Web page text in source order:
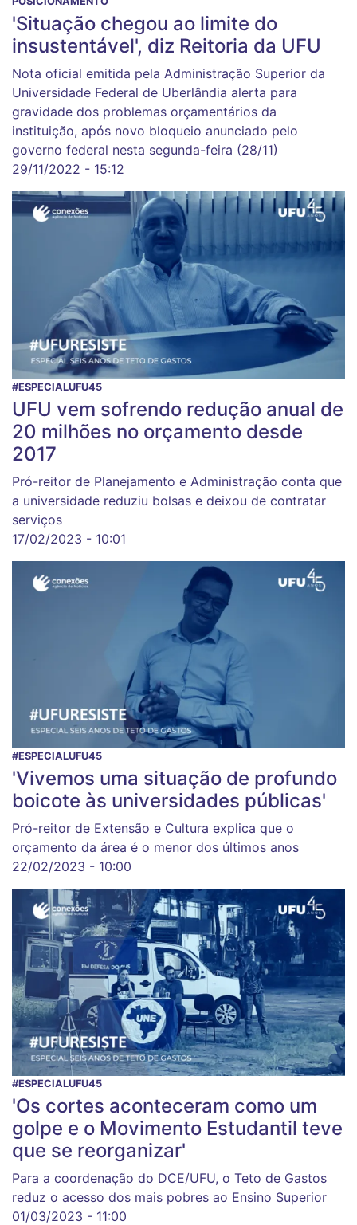
'Situação chegou ao limite do
insustentável', diz Reitoria da UFU
Nota oficial emitida pela Administração Superior da
Universidade Federal de Uberlândia alerta para
gravidade dos problemas orçamentários da
instituição, após novo bloqueio anunciado pelo
governo federal nesta segunda-feira (28/11)
29/11/2022 - 15:12
#ESPECIALUFU45
UFU vem sofrendo redução anual de
20 milhões no orçamento desde
2017
Pró-reitor de Planejamento e Administração conta que
a universidade reduziu bolsas e deixou de contratar
serviços
17/02/2023 - 10:01
#ESPECIALUFU45
'Vivemos uma situação de profundo
boicote às universidades públicas'
Pró-reitor de Extensão e Cultura explica que o
orçamento da área é o menor dos últimos anos
22/02/2023 - 10:00
#ESPECIALUFU45
'Os cortes aconteceram como um
golpe e o Movimento Estudantil teve
que se reorganizar'
Para a coordenação do DCE/UFU, o Teto de Gastos
reduz o acesso dos mais pobres ao Ensino Superior
01/03/2023 - 11:00